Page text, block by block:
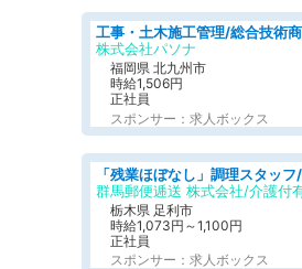
株式会社パソナ
福岡県 北九州市
時給1,506円
正社員
スポンサー：求人ボックス
栃木県 足利市
時給1,073円～1,100円
正社員
スポンサー：求人ボックス